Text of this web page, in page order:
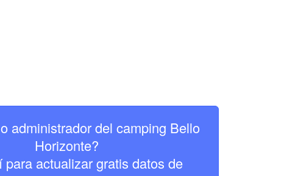
administrador del camping Bello
Horizonte?
para actualizar gratis datos de